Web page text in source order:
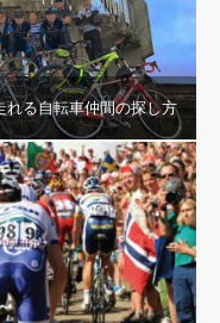
れる自転車仲間の探し方